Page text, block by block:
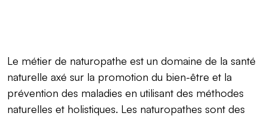
Le métier de naturopathe est un domaine de la santé
naturelle axé sur la promotion du bien-être et la
prévention des maladies en utilisant des méthodes
naturelles et holistiques. Les naturopathes sont des